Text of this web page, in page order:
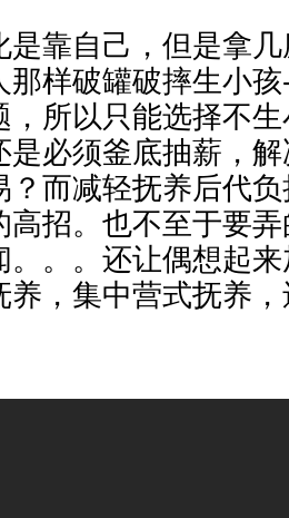
是靠自己，但是拿
那样破罐破摔生小
，所以只能选择不
是必须釜底抽薪，
？而减轻抚养后代
高招。也不至于要
。。。还让偶想起
养，集中营式抚养